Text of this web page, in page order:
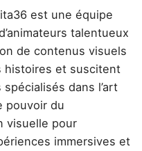
est une équipe
talentueux
de contenus visuels
histoires et suscitent
dans l’art
pouvoir du
visuelle pour
immersives et